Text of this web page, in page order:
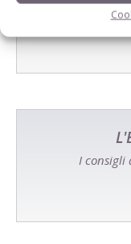
I consigli